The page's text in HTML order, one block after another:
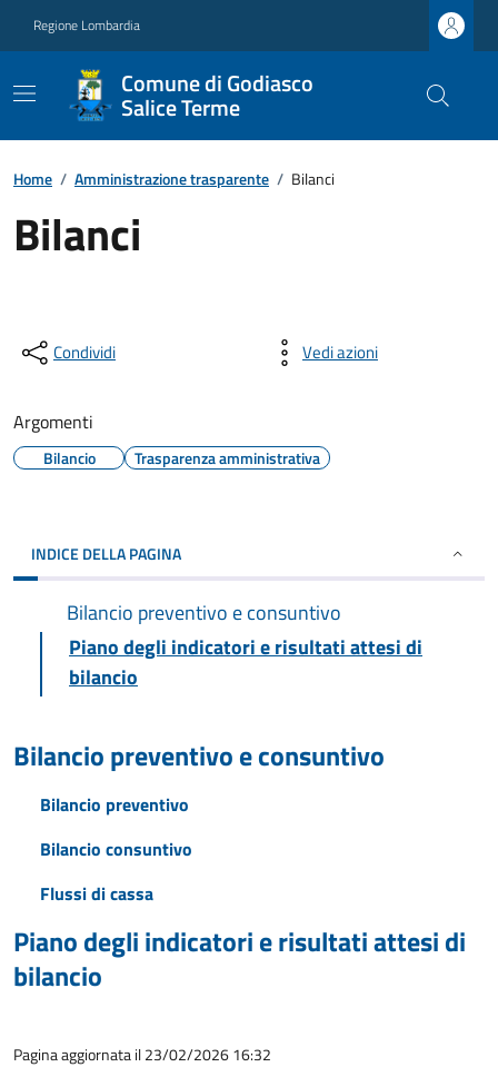
Regione Lombardia
Comune di Godiasco
Salice Terme
Home / Amministrazione trasparente / Bilanci
Bilanci
Condividi Vedi azioni
Argomenti
Bilancio Trasparenza amministrativa
INDICE DELLA PAGINA
Bilancio preventivo e consuntivo
Piano degli indicatori e risultati attesi di
bilancio
Bilancio preventivo e consuntivo
Bilancio preventivo
Bilancio consuntivo
Flussi di cassa
Piano degli indicatori e risultati attesi di
bilancio
Pagina aggiornata il 23/02/2026 16:32